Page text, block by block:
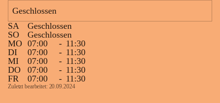
Geschlossen
SA
Geschlossen
SO
Geschlossen
MO 07:00 - 11:30
DI
07:00 - 11:30
MI
07:00 - 11:30
DO
07:00 - 11:30
FR
07:00 - 11:30
Zuletzt bearbeitet: 20.09.2024